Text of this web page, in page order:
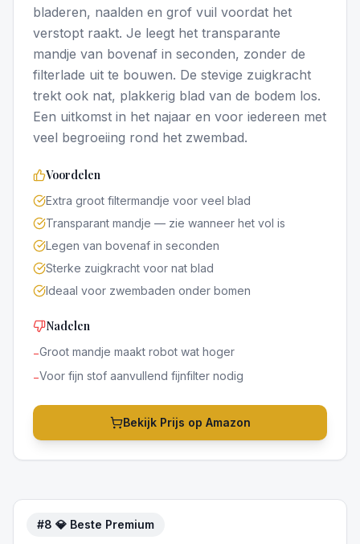
bladeren, naalden en grof vuil voordat het
verstopt raakt. Je leegt het transparante
mandje van bovenaf in seconden, zonder de
filterlade uit te bouwen. De stevige zuigkracht
trekt ook nat, plakkerig blad van de bodem los.
Een uitkomst in het najaar en voor iedereen met
veel begroeiing rond het zwembad.
Voordelen
Extra groot filtermandje voor veel blad
Transparant mandje — zie wanneer het vol is
Legen van bovenaf in seconden
Sterke zuigkracht voor nat blad
Ideaal voor zwembaden onder bomen
Nadelen
−Groot mandje maakt robot wat hoger
−Voor fijn stof aanvullend fijnfilter nodig
Bekijk Prijs op Amazon
#8 💎 Beste Premium
5/5